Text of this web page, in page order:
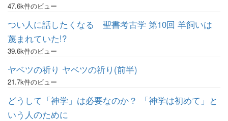
47.6k件のビュー
つい人に話したくなる 聖書考古学 第10回 羊飼いは
蔑まれていた!?
39.6k件のビュー
ヤベツの祈り ヤベツの祈り(前半)
21.7k件のビュー
どうして「神学」は必要なのか？ 「神学は初めて」と
いう人のために